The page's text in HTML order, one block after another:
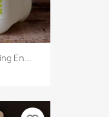
En...